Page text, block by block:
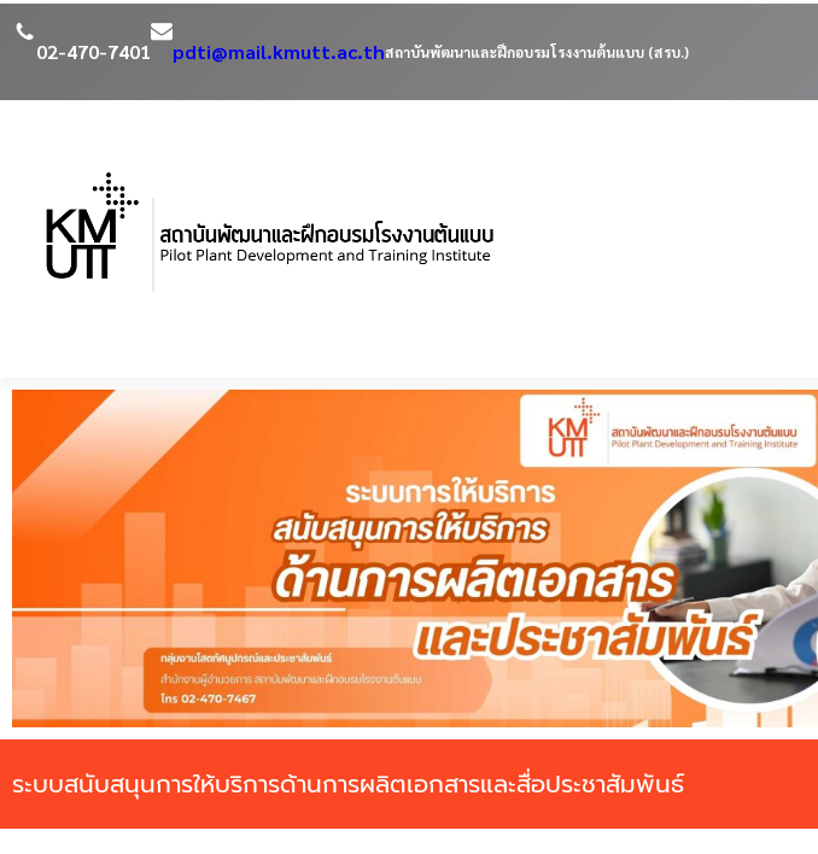
02-470-7401 pdti@mail.kmutt.ac.thสถาบันพัฒนาและฝึกอบรมโรงงานต้นแบบ (สรบ.)
ระบบสนับสนุนการให้บริการด้านการผลิตเอกสารและสื่อประชาสัมพันธ์